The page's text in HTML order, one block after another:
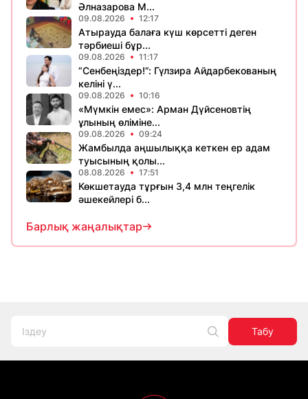
Әлназарова М...
09.08.2026 12:17
Атырауда балаға күш көрсетті деген
тәрбиеші бұр...
09.08.2026 11:17
“Сенбеңіздер!”: Гүлзира Айдарбекованың
келіні ү...
09.08.2026 10:16
«Мүмкін емес»: Арман Дүйсеновтің
ұлының өліміне...
09.08.2026 09:24
Жамбылда аңшылыққа кеткен ер адам
туысының қолы...
08.08.2026 17:51
Көкшетауда тұрғын 3,4 млн теңгелік
әшекейлері б...
Барлық жаңалықтар
Табу